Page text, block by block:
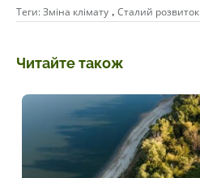
Теги:Зміна клімату , Сталий розвиток
Читайте також